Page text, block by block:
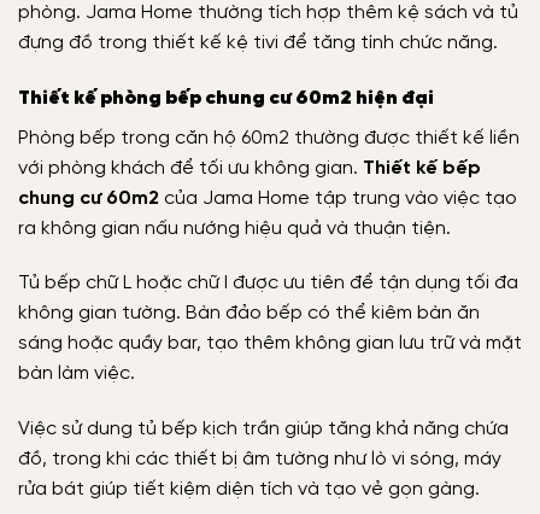
phòng. Jama Home thường tích hợp thêm kệ sách và tủ
đựng đồ trong thiết kế kệ tivi để tăng tính chức năng.
Thiết kế phòng bếp chung cư 60m2 hiện đại
Phòng bếp trong căn hộ 60m2 thường được thiết kế liền
với phòng khách để tối ưu không gian. Thiết kế bếp
chung cư 60m2 của Jama Home tập trung vào việc tạo
ra không gian nấu nướng hiệu quả và thuận tiện.
Tủ bếp chữ L hoặc chữ I được ưu tiên để tận dụng tối đa
không gian tường. Bàn đảo bếp có thể kiêm bàn ăn
sáng hoặc quầy bar, tạo thêm không gian lưu trữ và mặt
bàn làm việc.
Việc sử dung tủ bếp kịch trần giúp tăng khả năng chứa
đồ, trong khi các thiết bị âm tường như lò vi sóng, máy
rửa bát giúp tiết kiệm diện tích và tạo vẻ gọn gàng.